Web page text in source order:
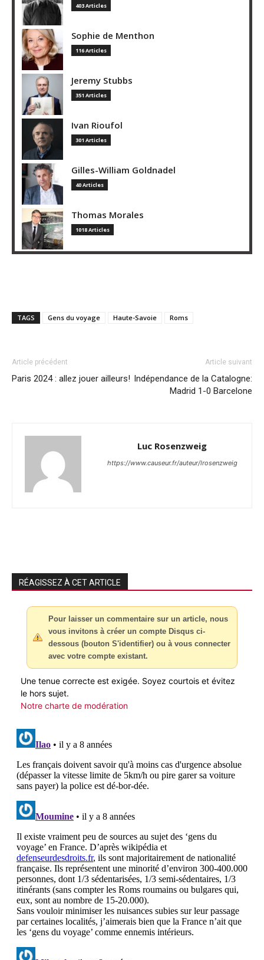
403 Articles
Sophie de Menthon
116 Articles
Jeremy Stubbs
351 Articles
Ivan Rioufol
301 Articles
Gilles-William Goldnadel
40 Articles
Thomas Morales
1018 Articles
TAGS Gens du voyage Haute-Savoie Roms
Article précédent
Paris 2024 : allez jouer ailleurs!
Article suivant
Indépendance de la Catalogne:
Madrid 1-0 Barcelone
Luc Rosenzweig
https://www.causeur.fr/auteur/lrosenzweig
RÉAGISSEZ À CET ARTICLE
Pour laisser un commentaire sur un article, nous
vous invitons à créer un compte Disqus ci-
dessous (bouton S'identifier) ou à vous connecter
avec votre compte existant.
Une tenue correcte est exigée. Soyez courtois et évitez
le hors sujet.
Notre charte de modération